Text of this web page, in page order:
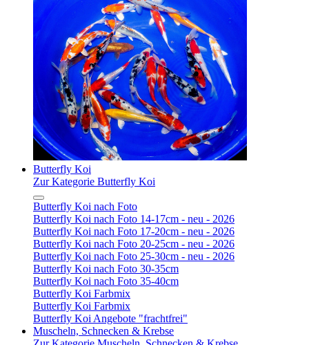
Butterfly Koi
Zur Kategorie Butterfly Koi
Butterfly Koi nach Foto
Butterfly Koi nach Foto 14-17cm - neu - 2026
Butterfly Koi nach Foto 17-20cm - neu - 2026
Butterfly Koi nach Foto 20-25cm - neu - 2026
Butterfly Koi nach Foto 25-30cm - neu - 2026
Butterfly Koi nach Foto 30-35cm
Butterfly Koi nach Foto 35-40cm
Butterfly Koi Farbmix
Butterfly Koi Farbmix
Butterfly Koi Angebote "frachtfrei"
Muscheln, Schnecken & Krebse